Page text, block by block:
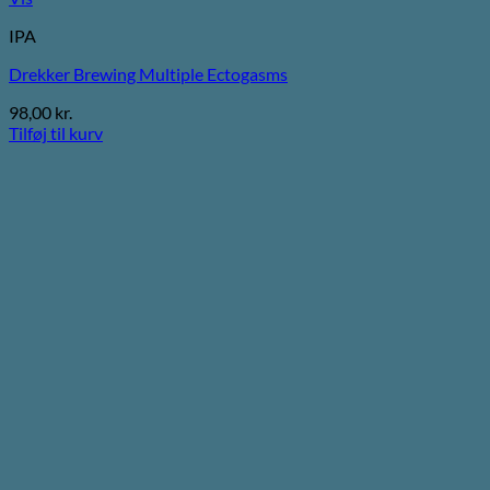
IPA
Drekker Brewing Multiple Ectogasms
98,00 kr.
Tilføj til kurv